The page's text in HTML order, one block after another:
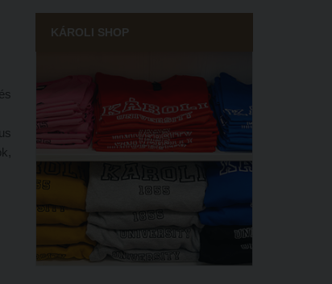
KÁROLI SHOP